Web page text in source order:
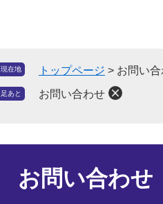
現在地 トップページ > お問い
足あと お問い合わせ
お問い合わせ